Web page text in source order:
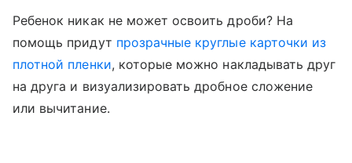
Ребенок никак не может освоить дроби? На
помощь придут прозрачные круглые карточки из
плотной пленки, которые можно накладывать друг
на друга и визуализировать дробное сложение
или вычитание.